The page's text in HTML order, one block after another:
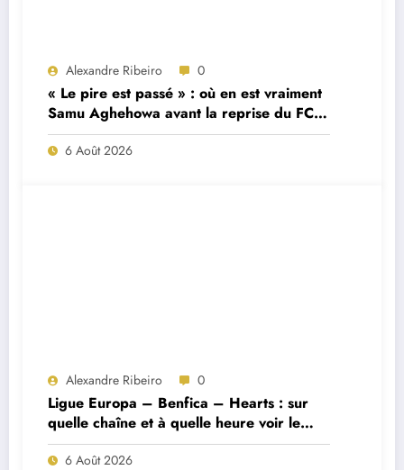
Alexandre Ribeiro 0
« Le pire est passé » : où en est vraiment
Samu Aghehowa avant la reprise du FC
Porto ?
6 Août 2026
Alexandre Ribeiro 0
Ligue Europa – Benfica – Hearts : sur
quelle chaîne et à quelle heure voir le
match ?
6 Août 2026